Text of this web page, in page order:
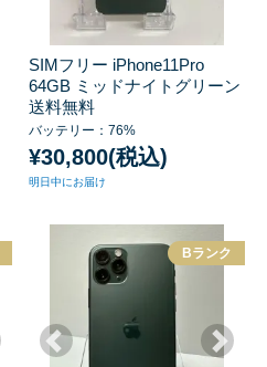
SIMフリー iPhone11Pro
64GB ミッドナイトグリーン
送料無料
バッテリー：76%
¥30,800(税込)
明日中にお届け
Bランク